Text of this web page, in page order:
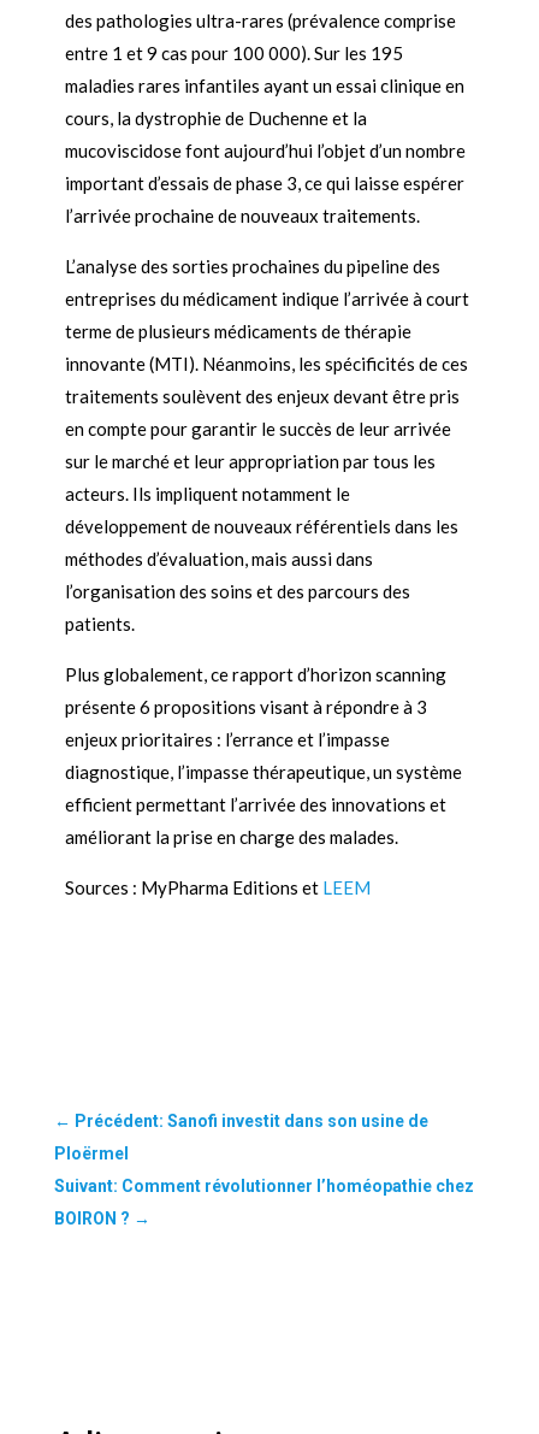
des pathologies ultra-rares (prévalence comprise
entre 1 et 9 cas pour 100 000). Sur les 195
maladies rares infantiles ayant un essai clinique en
cours, la dystrophie de Duchenne et la
mucoviscidose font aujourd’hui l’objet d’un nombre
important d’essais de phase 3, ce qui laisse espérer
l’arrivée prochaine de nouveaux traitements.
L’analyse des sorties prochaines du pipeline des
entreprises du médicament indique l’arrivée à court
terme de plusieurs médicaments de thérapie
innovante (MTI). Néanmoins, les spécificités de ces
traitements soulèvent des enjeux devant être pris
en compte pour garantir le succès de leur arrivée
sur le marché et leur appropriation par tous les
acteurs. Ils impliquent notamment le
développement de nouveaux référentiels dans les
méthodes d’évaluation, mais aussi dans
l’organisation des soins et des parcours des
patients.
Plus globalement, ce rapport d’horizon scanning
présente 6 propositions visant à répondre à 3
enjeux prioritaires : l’errance et l’impasse
diagnostique, l’impasse thérapeutique, un système
efficient permettant l’arrivée des innovations et
améliorant la prise en charge des malades.
Sources : MyPharma Editions etLEEM
← Précédent: Sanofi investit dans son usine de
Ploërmel
Suivant: Comment révolutionner l’homéopathie chez
BOIRON ? →